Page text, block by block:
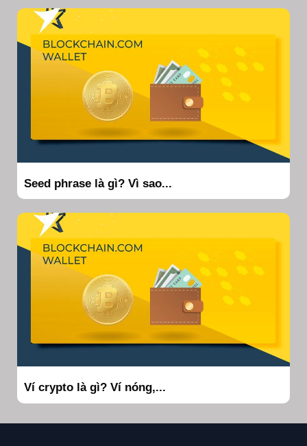
Seed phrase là gì? Vì sao...
Ví crypto là gì? Ví nóng,...